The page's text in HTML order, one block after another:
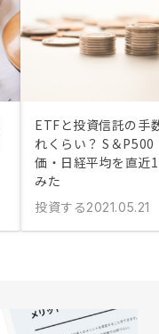
ETFと投資信託の手
れくらい？ S＆
価・日経平均を直近
みた
投資する2021.05.21